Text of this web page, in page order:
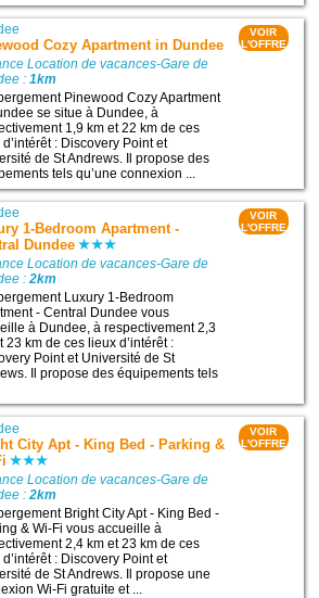
Cozy Apartment in Dundee
Location de vacances-Gare de
:1km
Pinewood Cozy Apartment
se situe à Dundee, à
1,9 km et 22 km de ces
d’intérêt : Discovery Point et
de St Andrews. Il propose des
tels qu’une connexion ...
VOIR
L'OFFRE
1-Bedroom Apartment -
Dundee
Location de vacances-Gare de
:2km
Luxury 1-Bedroom
- Central Dundee vous
à Dundee, à respectivement 2,3
23 km de ces lieux d’intérêt :
Point et Université de St
Il propose des équipements tels
VOIR
L'OFFRE
City Apt - King Bed - Parking &
Location de vacances-Gare de
:2km
Bright City Apt - King Bed -
& Wi-Fi vous accueille à
2,4 km et 23 km de ces
: Discovery Point et
de St Andrews. Il propose une
Wi-Fi gratuite et ...
VOIR
L'OFFRE